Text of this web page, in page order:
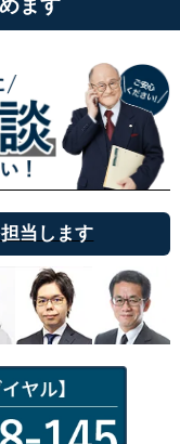
ます
当します